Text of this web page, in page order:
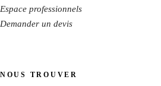
Espace professionnels
Demander un devis
NOUS TROUVER